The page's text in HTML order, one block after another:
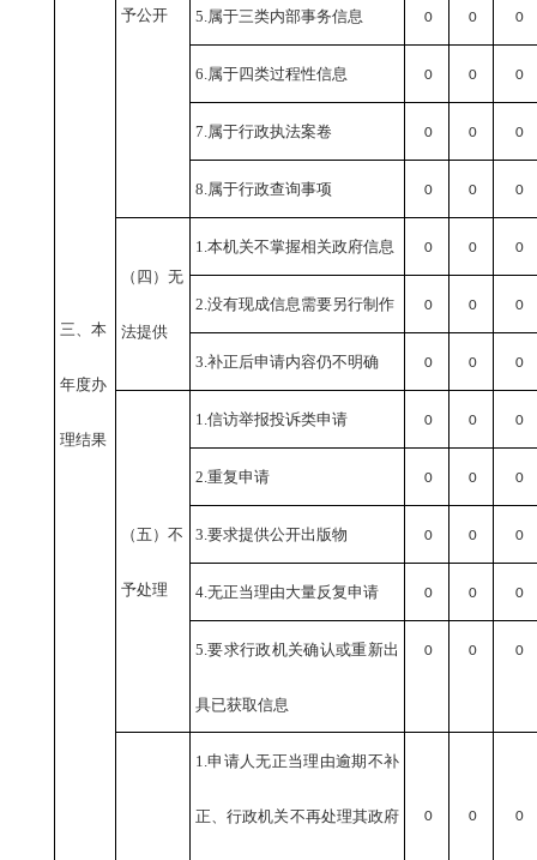
三、本
年度办
理结果
予公开 5.属于三类内部事务信息 0 0 0
6.属于四类过程性信息 0 0 0
7.属于行政执法案卷 0 0 0
8.属于行政查询事项 0 0 0
（四）无
法提供
1.本机关不掌握相关政府信息 0 0 0
2.没有现成信息需要另行制作 0 0 0
3.补正后申请内容仍不明确 0 0 0
（五）不
予处理
1.信访举报投诉类申请 0 0 0
2.重复申请 0 0 0
3.要求提供公开出版物 0 0 0
4.无正当理由大量反复申请 0 0 0
5.要求行政机关确认或重新出
具已获取信息
0 0 0
1.申请人无正当理由逾期不补
正、行政机关不再处理其政府 0 0 0